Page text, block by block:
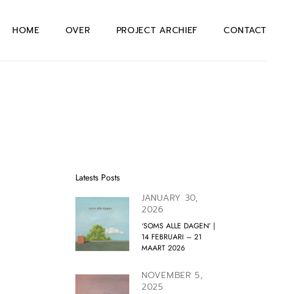
HOME OVER PROJECT ARCHIEF CONTACT
Latests Posts
JANUARY 30,
2026
‘SOMS ALLE DAGEN’ |
14 FEBRUARI – 21
MAART 2026
NOVEMBER 5,
2025